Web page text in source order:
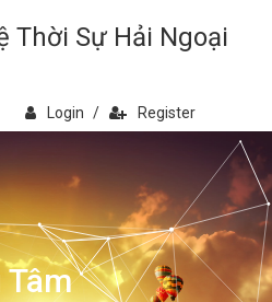
Thời Sự Hải Ngoại
Login / Register